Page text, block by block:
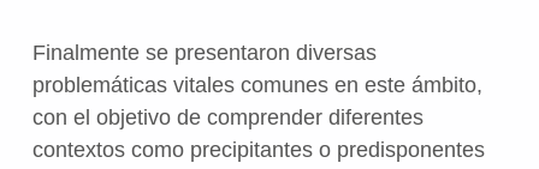
Finalmente se presentaron diversas
problemáticas vitales comunes en este ámbito,
con el objetivo de comprender diferentes
contextos como precipitantes o predisponentes